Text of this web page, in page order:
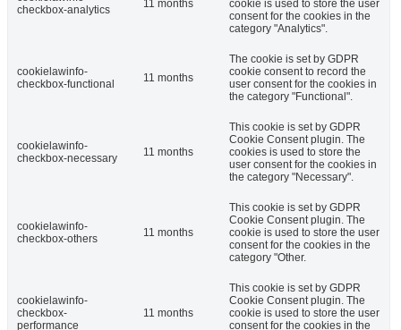
checkbox-analytics
11 months
cookie is used to store the user
consent for the cookies in the
category "Analytics".
cookielawinfo-
checkbox-functional
11 months
The cookie is set by GDPR
cookie consent to record the
user consent for the cookies in
the category "Functional".
cookielawinfo-
checkbox-necessary
11 months
This cookie is set by GDPR
Cookie Consent plugin. The
cookies is used to store the
user consent for the cookies in
the category "Necessary".
cookielawinfo-
checkbox-others
11 months
This cookie is set by GDPR
Cookie Consent plugin. The
cookie is used to store the user
consent for the cookies in the
category "Other.
cookielawinfo-
checkbox-
performance
11 months
This cookie is set by GDPR
Cookie Consent plugin. The
cookie is used to store the user
consent for the cookies in the